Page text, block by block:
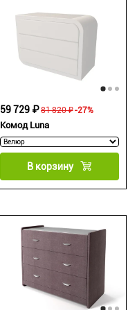
Комод Luna
81 820 ₽
59 729 ₽ -27%
В корзину